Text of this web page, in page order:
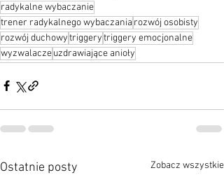
radykalne wybaczanie
trener radykalnego wybaczania rozwój osobisty
rozwój duchowytriggerytriggery emocjonalne
wyzwalaczeuzdrawiające anioły
Ostatnie posty Zobacz wszystkie